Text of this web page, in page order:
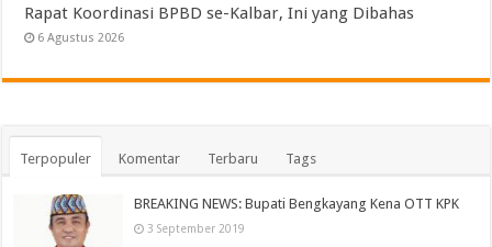
Rapat Koordinasi BPBD se-Kalbar, Ini yang Dibahas
6 Agustus 2026
Terpopuler Komentar Terbaru Tags
BREAKING NEWS: Bupati Bengkayang Kena OTT KPK
3 September 2019